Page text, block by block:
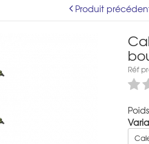
Produit
Réf